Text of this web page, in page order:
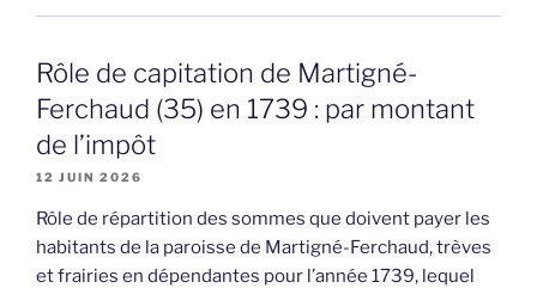
Rôle de capitation de Martigné-
Ferchaud (35) en 1739 : par montant
de l’impôt
12 JUIN 2026
Rôle de répartition des sommes que doivent payer les
habitants de la paroisse de Martigné-Ferchaud, trèves
et frairies en dépendantes pour l’année 1739, lequel